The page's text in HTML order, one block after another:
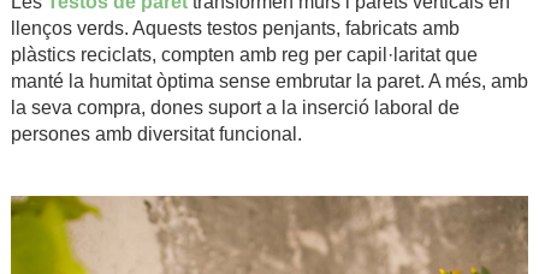
llenços verds. Aquests testos penjants, fabricats amb
plàstics reciclats, compten amb reg per capil·laritat que
manté la humitat òptima sense embrutar la paret. A més, amb
la seva compra, dones suport a la inserció laboral de
persones amb diversitat funcional.